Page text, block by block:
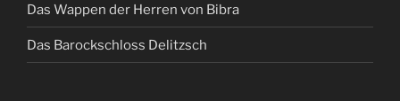
Das Wappen der Herren von Bibra
Das Barockschloss Delitzsch